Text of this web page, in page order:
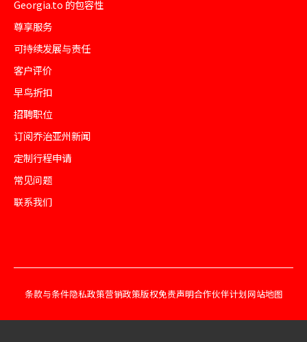
Georgia.to 的包容性
尊享服务
可持续发展与责任
客户评价
早鸟折扣
招聘职位
订阅乔治亚州新闻
定制行程申请
常见问题
联系我们
条款与条件隐私政策营销政策版权免责声明合作伙伴计划网站地图